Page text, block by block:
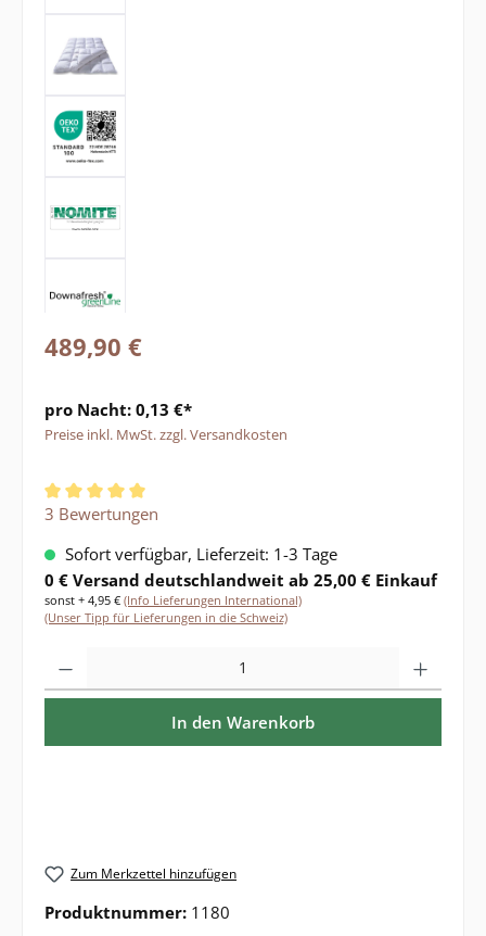
489,90 €
pro Nacht: 0,13 €*
Preise inkl. MwSt. zzgl. Versandkosten
Durchschnittliche Bewertung von 5 von 5 Sternen
3 Bewertungen
Sofort verfügbar, Lieferzeit: 1-3 Tage
0 € Versand deutschlandweit ab 25,00 € Einkauf
sonst + 4,95 € (Info Lieferungen International)
(Unser Tipp für Lieferungen in die Schweiz)
In den Warenkorb
Zum Merkzettel hinzufügen
Produktnummer: 1180